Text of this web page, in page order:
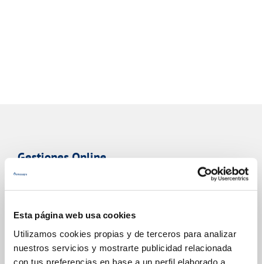
Esta página web usa cookies
Utilizamos cookies propias y de terceros para analizar
nuestros servicios y mostrarte publicidad relacionada
con tus preferencias en base a un perfil elaborado a
Gestiones Online
CONTRATOS
MODIFICACIÓN DE DATOS
INCIDENCIAS